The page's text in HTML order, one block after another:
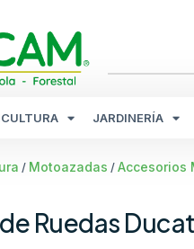
JARDINERÍA
/ Motoazadas /Accesorios
Ruedas